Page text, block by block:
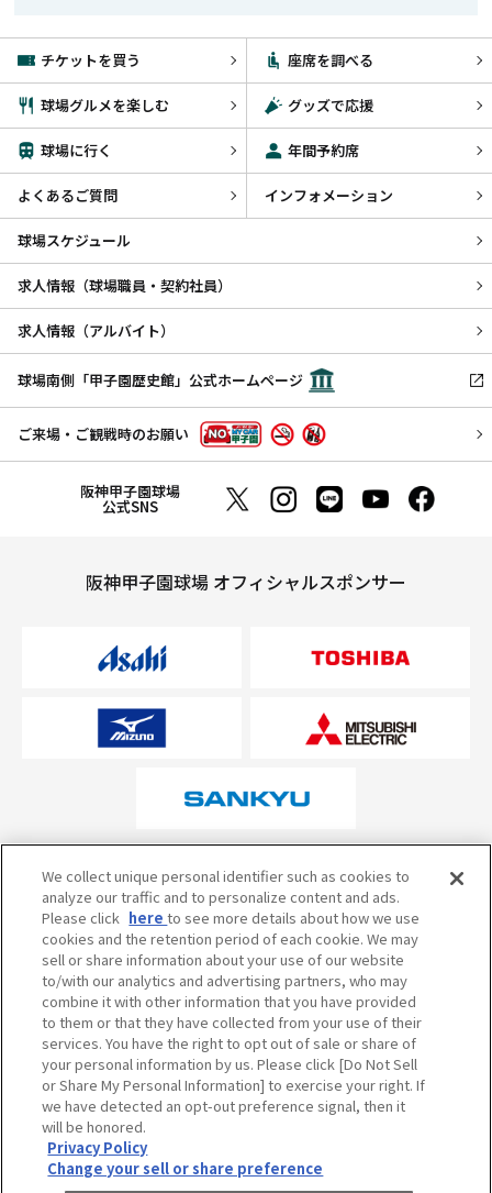
チケットを買う 座席を調べる
球場グルメを楽しむ グッズで応援
球場に行く 年間予約席
よくあるご質問 インフォメーション
球場スケジュール
求人情報（球場職員・契約社員）
求人情報（アルバイト）
球場南側「甲子園歴史館」公式ホームページ
ご来場・ご観戦時のお願い
阪神甲子園球場
公式SNS
阪神甲子園球場 オフィシャルスポンサー
オフィシャルスポンサーについて
当サイトのご利用にあたって
個人情報の取り扱い
試合の予定・状況・結果のお問い合わせ
阪神甲子園球場テレフォンサービス
050-5527-2512
We collect unique personal identifier such as cookies to
analyze our traffic and to personalize content and ads.
Please click hereto see more details about how we use
cookies and the retention period of each cookie. We may
sell or share information about your use of our website
to/with our analytics and advertising partners, who may
combine it with other information that you have provided
to them or that they have collected from your use of their
services. You have the right to opt out of sale or share of
your personal information by us. Please click [Do Not Sell
or Share My Personal Information] to exercise your right. If
we have detected an opt-out preference signal, then it
will be honored.
Privacy Policy
Change your sell or share preference